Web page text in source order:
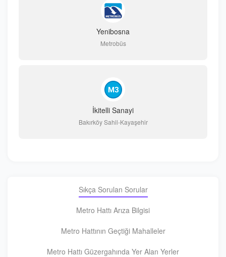
Yenibosna
Metrobüs
İkitelli Sanayi
Bakırköy Sahil-Kayaşehir
Sıkça Sorulan Sorular
Metro Hattı Arıza Bilgisi
Metro Hattının Geçtiği Mahalleler
Metro Hattı Güzergahında Yer Alan Yerler